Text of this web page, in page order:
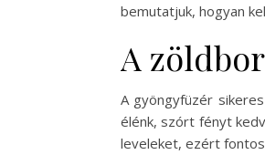
bemutatjuk, hogyan
A
A gyöngyfüzér
élénk, szórt fényt
leveleket, ezért